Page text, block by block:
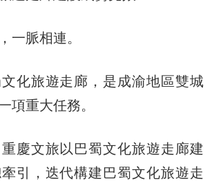
脈相連。
旅遊走廊，是成渝地區雙城
項重大任務。
文旅以巴蜀文化旅遊走廊建
引，迭代構建巴蜀文化旅遊走